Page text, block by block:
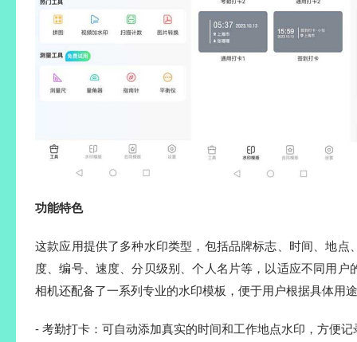
功能特色
这款应用提供了多种水印类型，包括品牌标志、时间、地点
度、编号、速度、分贝级别、个人名片等，以适应不同用户
相机还配备了一系列专业的水印模板，便于用户根据具体用
- 考勤打卡：可自动添加真实的时间和工作地点水印，方便